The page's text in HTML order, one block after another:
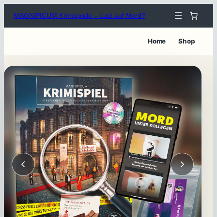
Inhalt
MAGNIFICUM Krimispiele – Lust auf Mord?
Home Shop